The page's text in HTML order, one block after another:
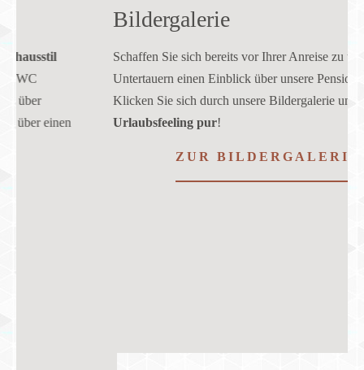
Bildergalerie
Schaffen Sie sich bereits vor Ihrer Anreise zu uns nach
Untertauern einen Einblick über unsere Pension Waldherr.
Klicken Sie sich durch unsere Bildergalerie und tanken Sie
Urlaubsfeeling pur!
ZUR BILDERGALERIE